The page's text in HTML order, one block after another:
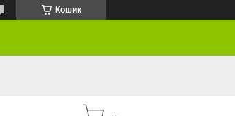
Кошик